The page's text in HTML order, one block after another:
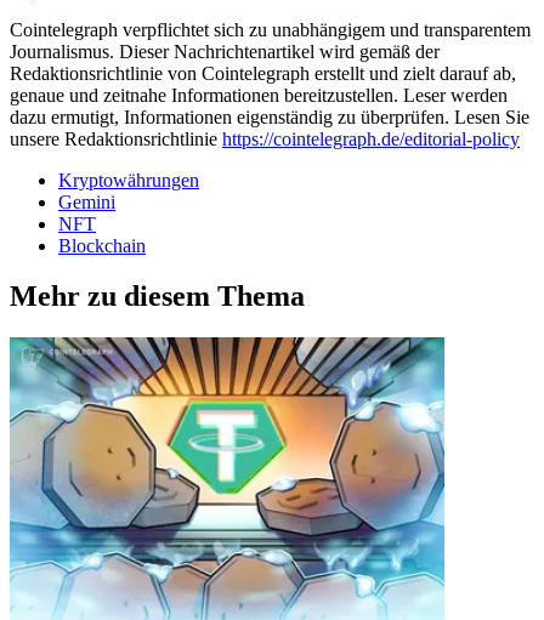
Cointelegraph verpflichtet sich zu unabhängigem und transparentem
Journalismus. Dieser Nachrichtenartikel wird gemäß der
Redaktionsrichtlinie von Cointelegraph erstellt und zielt darauf ab,
genaue und zeitnahe Informationen bereitzustellen. Leser werden
dazu ermutigt, Informationen eigenständig zu überprüfen. Lesen Sie
unsere Redaktionsrichtlinie https://cointelegraph.de/editorial-policy
Kryptowährungen
Gemini
NFT
Blockchain
Mehr zu diesem Thema